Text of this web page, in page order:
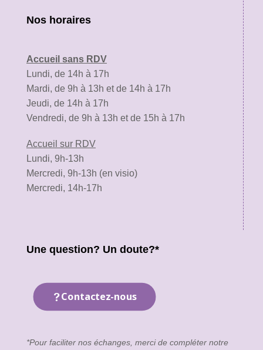
Nos horaires
Accueil sans RDV
Lundi, de 14h à 17h
Mardi, de 9h à 13h et de 14h à 17h
Jeudi, de 14h à 17h
Vendredi, de 9h à 13h et de 15h à 17h
Accueil sur RDV
Lundi, 9h-13h
Mercredi, 9h-13h (en visio)
Mercredi, 14h-17h
Une question? Un doute?*
Contactez-nous
*Pour faciliter nos échanges, merci de compléter notre